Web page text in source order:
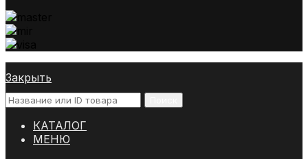
Закрыть
КАТАЛОГ
МЕНЮ